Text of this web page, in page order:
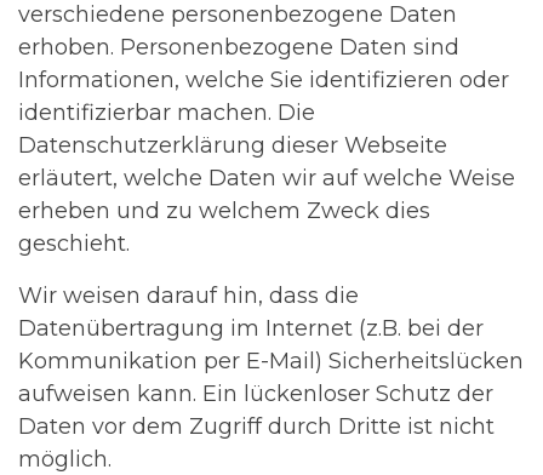
verschiedene personenbezogene Daten
erhoben. Personenbezogene Daten sind
Informationen, welche Sie identifizieren oder
identifizierbar machen. Die
Datenschutzerklärung dieser Webseite
erläutert, welche Daten wir auf welche Weise
erheben und zu welchem Zweck dies
geschieht.
Wir weisen darauf hin, dass die
Datenübertragung im Internet (z.B. bei der
Kommunikation per E-Mail) Sicherheitslücken
aufweisen kann. Ein lückenloser Schutz der
Daten vor dem Zugriff durch Dritte ist nicht
möglich.